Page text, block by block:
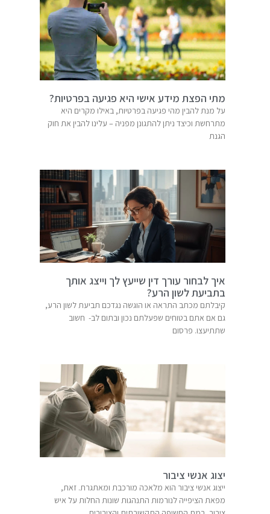
מתי הפצת מידע אישי היא פגיעה בפרטיות?
על מנת להבין מהי פגיעה בפרטיות, באילו מקרים היא
מתרחשת וכיצד ניתן להתגונן מפניה – עלינו להבין את חוק
הגנת
איך לבחור עורך דין שייעץ לך וייצג אותך
בתביעת לשון הרע?
קיבלתם מכתב התראה או הוגשה נגדכם תביעת לשון הרע,
גם אם אתם בטוחים שפעלתם נכון ובתום לב- חשוב
שתתיעצו. פרסום
יצוג אנשי ציבור
ייצוג אנשי ציבור הוא מלאכה מורכבת ומאתגרת. זאת,
מפאת הציפייה לנורמות התנהגות שונות החלות על איש